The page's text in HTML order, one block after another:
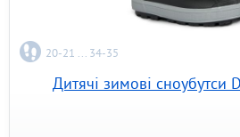
20-21 ... 34-35
Дитячі зимові сноубутси